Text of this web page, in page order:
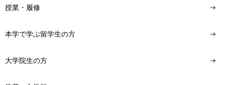
授業・履修
本学で学ぶ留学生の方
大学院生の方